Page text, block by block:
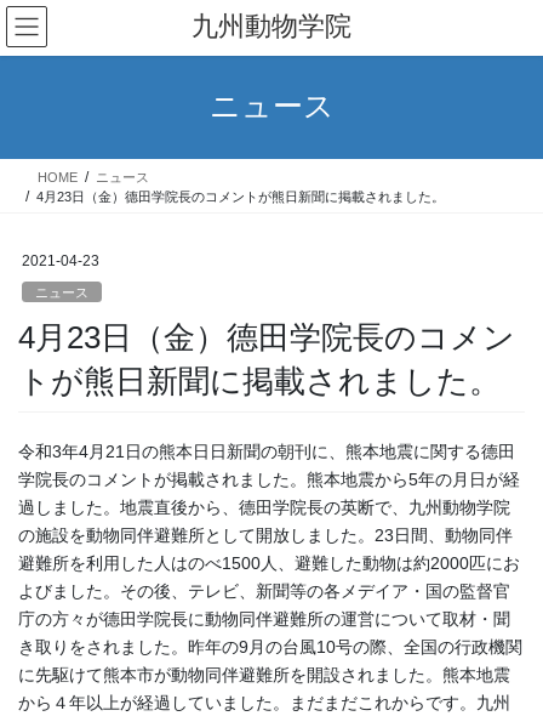
コ
ン
テ
ス
ナ
ビ
ゲ
ン
九州動物学院
ニュース
HOME
ニュース
4月23日（金）德田学院長のコメントが熊日新聞に掲載されました。
2021-04-23
ニュース
4月23日（金）德田学院長のコメン
トが熊日新聞に掲載されました。
令和3年4月21日の熊本日日新聞の朝刊に、熊本地震に関する德田
学院長のコメントが掲載されました。熊本地震から5年の月日が経
過しました。地震直後から、德田学院長の英断で、九州動物学院
の施設を動物同伴避難所として開放しました。23日間、動物同伴
避難所を利用した人はのべ1500人、避難した動物は約2000匹にお
よびました。その後、テレビ、新聞等の各メデイア・国の監督官
庁の方々が德田学院長に動物同伴避難所の運営について取材・聞
き取りをされました。昨年の9月の台風10号の際、全国の行政機関
に先駆けて熊本市が動物同伴避難所を開設されました。熊本地震
から４年以上が経過していました。まだまだこれからです。九州